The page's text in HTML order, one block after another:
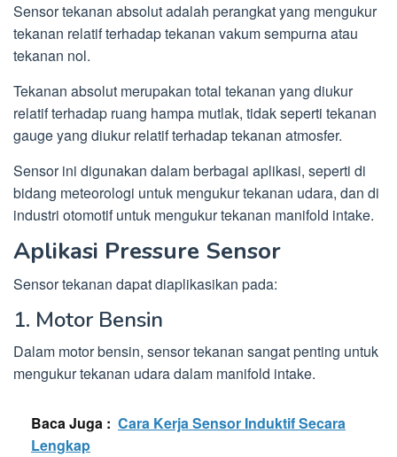
Sensor tekanan absolut adalah perangkat yang mengukur
tekanan relatif terhadap tekanan vakum sempurna atau
tekanan nol.
Tekanan absolut merupakan total tekanan yang diukur
relatif terhadap ruang hampa mutlak, tidak seperti tekanan
gauge yang diukur relatif terhadap tekanan atmosfer.
Sensor ini digunakan dalam berbagai aplikasi, seperti di
bidang meteorologi untuk mengukur tekanan udara, dan di
industri otomotif untuk mengukur tekanan manifold intake.
Aplikasi Pressure Sensor
Sensor tekanan dapat diaplikasikan pada:
1. Motor Bensin
Dalam motor bensin, sensor tekanan sangat penting untuk
mengukur tekanan udara dalam manifold intake.
Baca Juga : Cara Kerja Sensor Induktif Secara
Lengkap